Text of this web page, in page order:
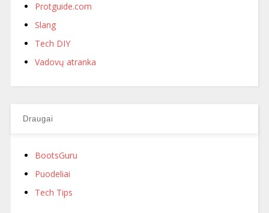
Protguide.com
Slang
Tech DIY
Vadovų atranka
Draugai
BootsGuru
Puodeliai
Tech Tips